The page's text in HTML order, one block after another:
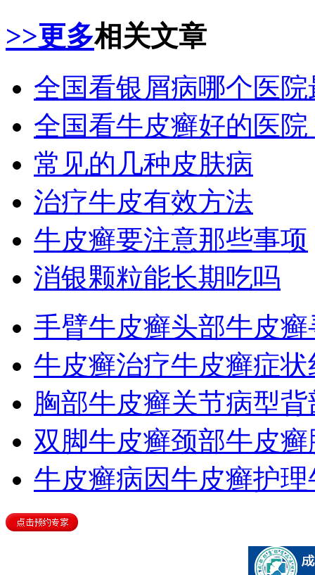
>>更多相关文章
全国看银屑病哪个医院
全国看牛皮癣好的医
常见的几种皮肤病
治疗牛皮有效方法
牛皮癣要注意那些事项
消银颗粒能长期吃吗
手臂牛皮癣头部牛皮癣
牛皮癣治疗牛皮癣症状
胸部牛皮癣关节病型背
双脚牛皮癣颈部牛皮癣
牛皮癣病因牛皮癣护理